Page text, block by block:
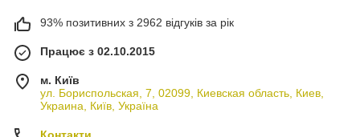
93% позитивних з 2962 відгуків за рік
Працює з 02.10.2015
м. Київ
ул. Бориспольская, 7, 02099, Киевская область, Киев,
Украина, Київ, Україна